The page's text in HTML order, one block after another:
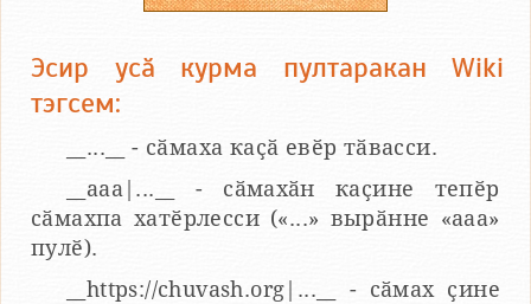
Эсир усӑ курма пултаракан Wiki
тэгсем:
__...__ - сӑмаха каҫӑ евӗр тӑвасси.
__aaa|...__ - сӑмахӑн каҫине тепӗр
сӑмахпа хатӗрлесси («...» вырӑнне «ааа»
пулӗ).
__https://chuvash.org|...__ - сӑмах ҫине